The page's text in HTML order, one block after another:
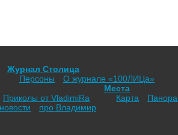
Журнал Столица
Персоны
О журнале «100ЛИЦа»
Приколы от VladimiRа
Места
Карта
про Владимир